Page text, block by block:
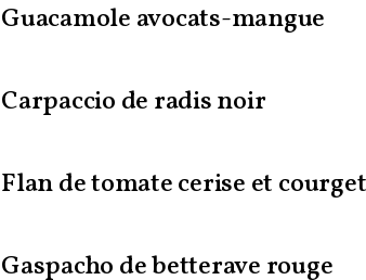
Guacamole avocats-mangue
Carpaccio de radis noir
Flan de tomate cerise et
Gaspacho de betterave rouge